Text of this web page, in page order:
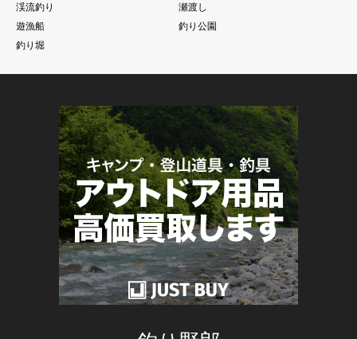
渓流釣り
瀬渡し
遊漁船
釣り公園
釣り堀